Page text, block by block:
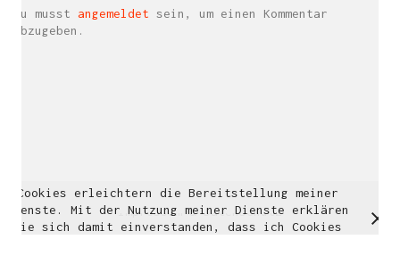
Du musst angemeldet sein, um einen Kommentar
abzugeben.
© Copyright 2018. All Rights Reserved.
Impressum & Datenschutz
Cookies erleichtern die Bereitstellung meiner
Dienste. Mit der Nutzung meiner Dienste erklären
Sie sich damit einverstanden, dass ich Cookies